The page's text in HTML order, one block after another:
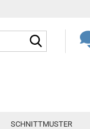
SCHNITTMUSTER